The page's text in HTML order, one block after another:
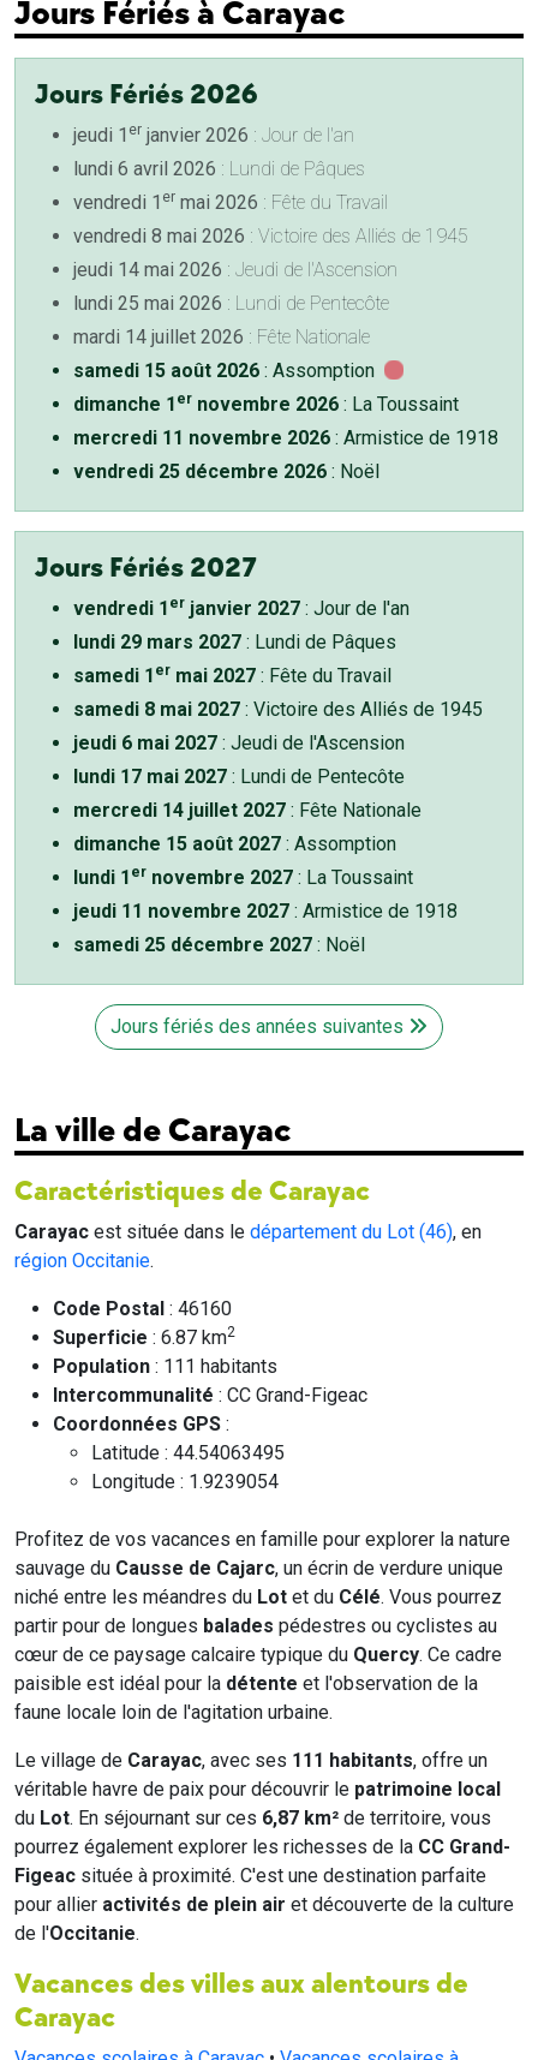
Jours Fériés à Carayac
Jours Fériés 2026
jeudi 1 er janvier 2026 : Jour de l'an
lundi 6 avril 2026 : Lundi de Pâques
vendredi 1 er mai 2026 : Fête du Travail
vendredi 8 mai 2026 : Victoire des Alliés de 1945
jeudi 14 mai 2026 : Jeudi de l'Ascension
lundi 25 mai 2026 : Lundi de Pentecôte
mardi 14 juillet 2026 : Fête Nationale
samedi 15 août 2026 : Assomption
dimanche 1 er novembre 2026 : La Toussaint
mercredi 11 novembre 2026 : Armistice de 1918
vendredi 25 décembre 2026 : Noël
Jours Fériés 2027
vendredi 1 er janvier 2027 : Jour de l'an
lundi 29 mars 2027 : Lundi de Pâques
samedi 1 er mai 2027 : Fête du Travail
samedi 8 mai 2027 : Victoire des Alliés de 1945
jeudi 6 mai 2027 : Jeudi de l'Ascension
lundi 17 mai 2027 : Lundi de Pentecôte
mercredi 14 juillet 2027 : Fête Nationale
dimanche 15 août 2027 : Assomption
lundi 1 er novembre 2027 : La Toussaint
jeudi 11 novembre 2027 : Armistice de 1918
samedi 25 décembre 2027 : Noël
Jours fériés des années suivantes
La ville de Carayac
Caractéristiques de Carayac
Carayac est située dans le département du Lot (46), en
région Occitanie.
Code Postal : 46160
Superficie : 6.87 km2
Population : 111 habitants
Intercommunalité : CC Grand-Figeac
Coordonnées GPS :
Latitude : 44.54063495
Longitude : 1.9239054
Profitez de vos vacances en famille pour explorer la nature
sauvage du Causse de Cajarc, un écrin de verdure unique
niché entre les méandres du Lot et du Célé. Vous pourrez
partir pour de longues balades pédestres ou cyclistes au
cœur de ce paysage calcaire typique du Quercy. Ce cadre
paisible est idéal pour la détente et l'observation de la
faune locale loin de l'agitation urbaine.
Le village de Carayac, avec ses 111 habitants, offre un
véritable havre de paix pour découvrir le patrimoine local
du Lot. En séjournant sur ces 6,87 km² de territoire, vous
pourrez également explorer les richesses de la CC Grand-
Figeac située à proximité. C'est une destination parfaite
pour allier activités de plein air et découverte de la culture
de l'Occitanie.
Vacances des villes aux alentours de
Carayac